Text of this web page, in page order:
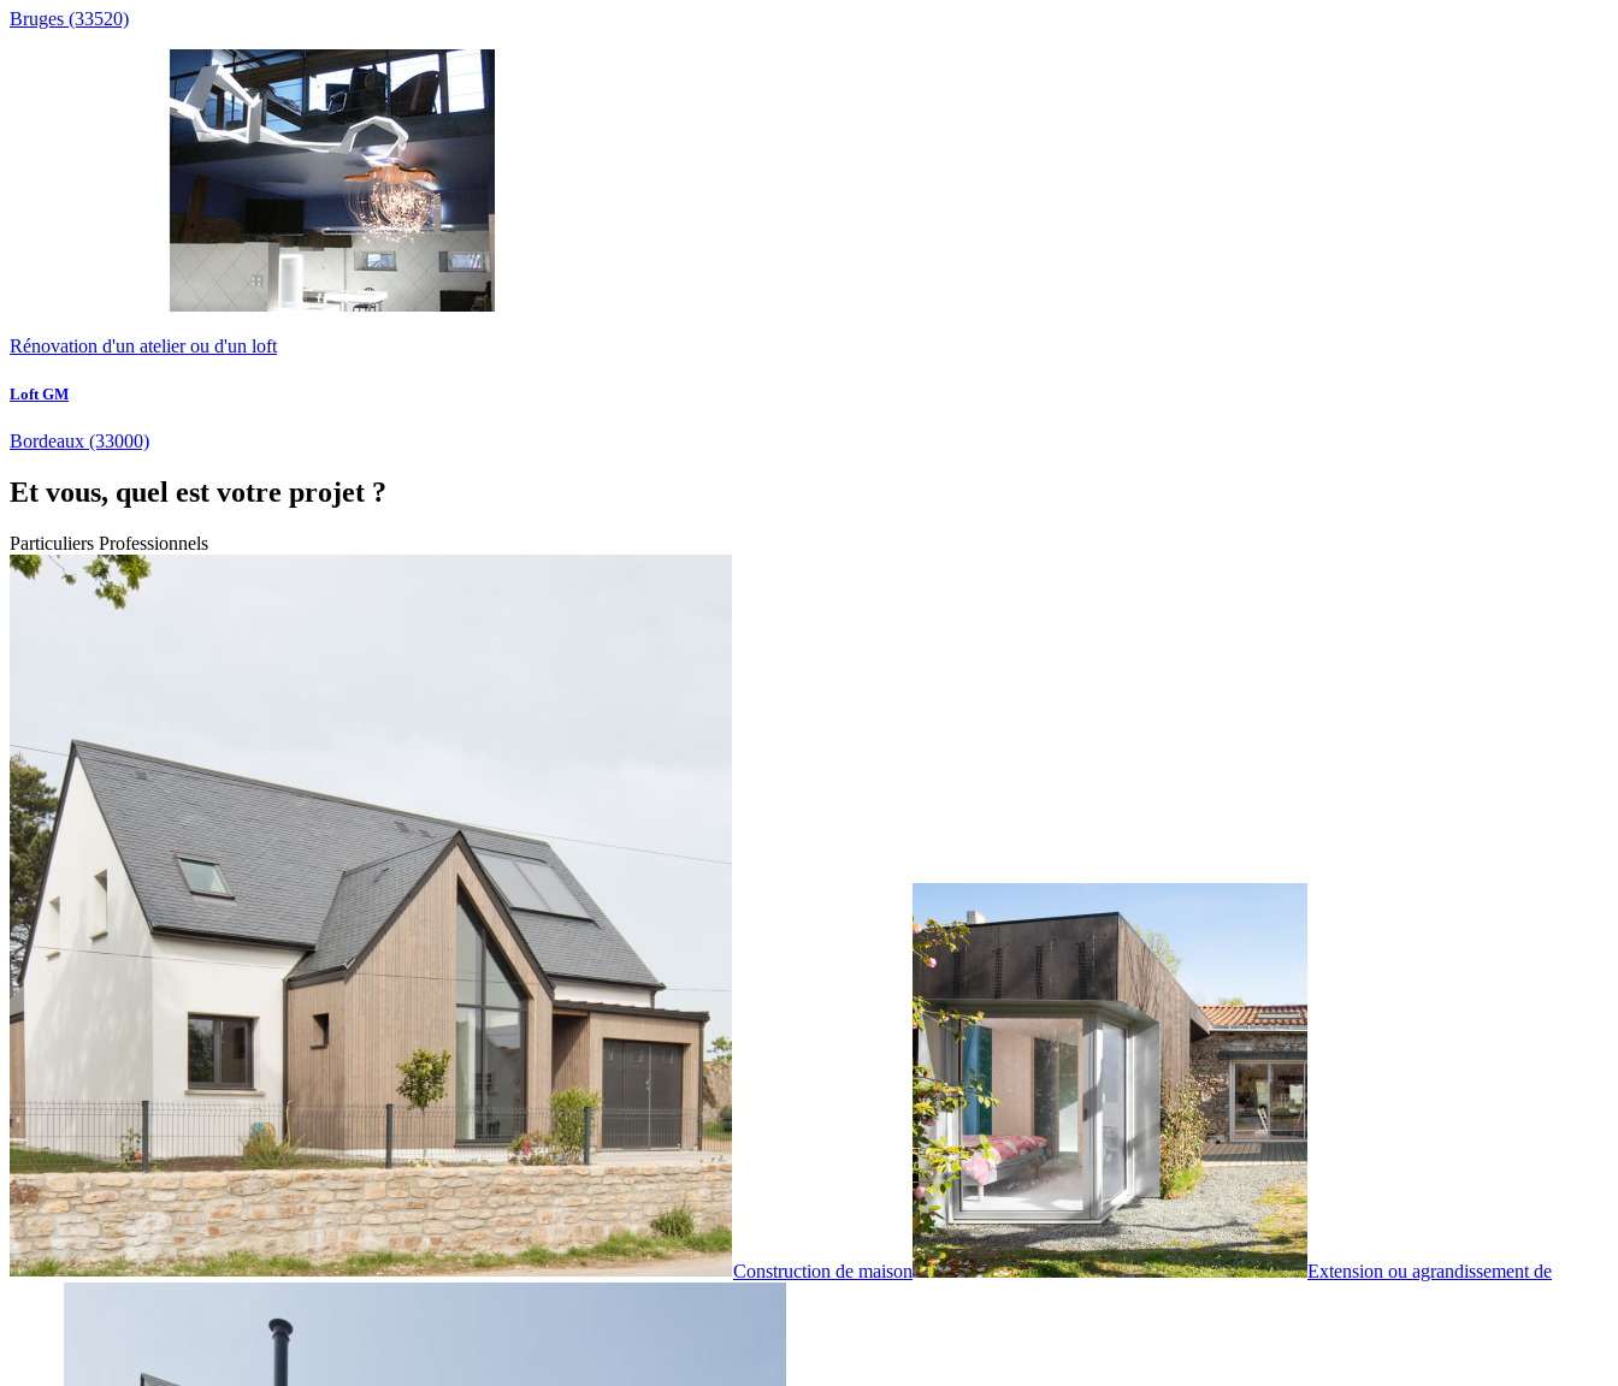
Bruges (33520)
Rénovation d'un atelier ou d'un loft
Loft GM
Bordeaux (33000)
Et vous, quel est votre projet ?
Particuliers Professionnels
Construction de maison Extension ou agrandissement de